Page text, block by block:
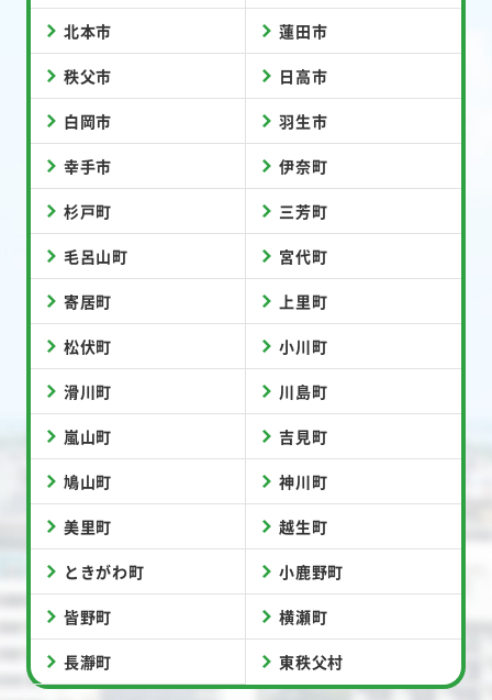
北本市 蓮田市
秩父市 日高市
白岡市 羽生市
幸手市 伊奈町
杉戸町 三芳町
毛呂山町 宮代町
寄居町 上里町
松伏町 小川町
滑川町 川島町
嵐山町 吉見町
鳩山町 神川町
美里町 越生町
ときがわ町 小鹿野町
皆野町 横瀬町
長瀞町 東秩父村